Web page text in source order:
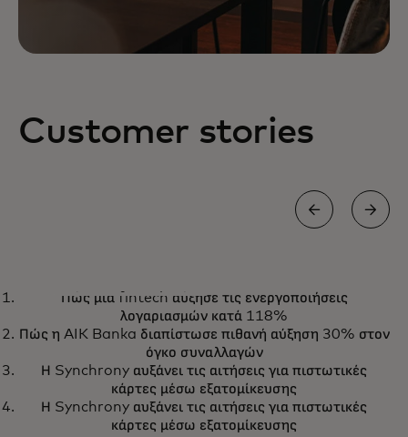
Customer stories
Εξατομικεύοντας την εμπειρία
αγορών σε μόλις έξι μήνες με τη
Sweaty Betty
Μάθετε περισσότερα
Πώς μια fintech αύξησε τις ενεργοποιήσεις
λογαριασμών κατά 118%
Πώς η AIK Banka διαπίστωσε πιθανή αύξηση 30% στον
όγκο συναλλαγών
Η Synchrony αυξάνει τις αιτήσεις για πιστωτικές
κάρτες μέσω εξατομίκευσης
Η Synchrony αυξάνει τις αιτήσεις για πιστωτικές
κάρτες μέσω εξατομίκευσης